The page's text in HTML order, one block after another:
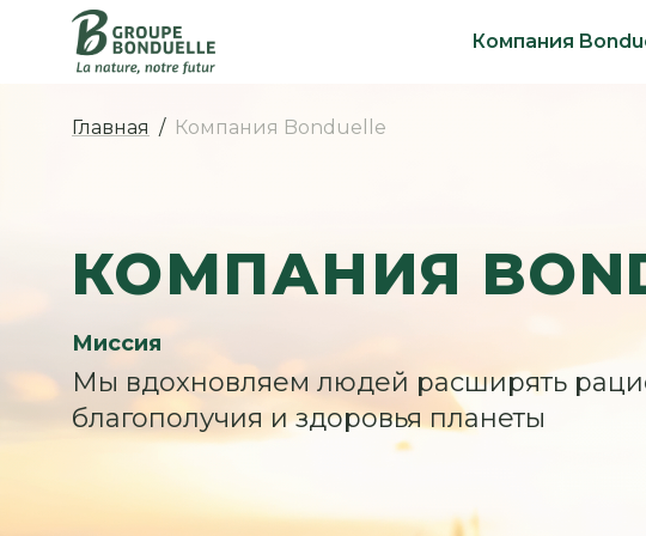
Компания
Главная Компания Bonduelle
КОМПАНИЯ
Миссия
Мы вдохновляем людей расширять
благополучия и здоровья планеты